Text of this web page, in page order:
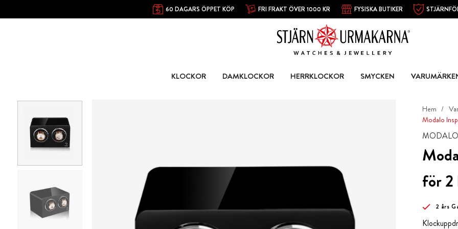
60 DAGARS ÖPPET KÖP FRI FRAKT ÖVER 1000 KR FYSISKA BUTIKER
KLOCKOR DAMKLOCKOR HERRKLOCKOR SMYCKEN
Hem
Modalo
MODALO
för 2
2 års